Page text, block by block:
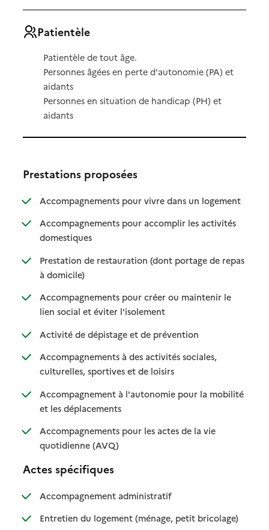
Patientèle
Patientèle de tout âge.
Personnes âgées en perte d'autonomie (PA) et
aidants
Personnes en situation de handicap (PH) et
aidants
Prestations proposées
Accompagnements pour vivre dans un logement
:
: non
Accompagnements pour accomplir les activités
domestiques: disponible
: non disponible
Prestation de restauration (dont portage de repas
à domicile): disponible
: non disponible
Accompagnements pour créer ou maintenir le
lien social et éviter l'isolement: disponible
: non disponible
Activité de dépistage et de prévention: disponible
: non disponible
Accompagnements à des activités sociales,
culturelles, sportives et de loisirs: disponible
: non disponible
Accompagnement à l'autonomie pour la mobilité
et les déplacements: disponible
: non disponible
Accompagnements pour les actes de la vie
quotidienne (AVQ): disponible
: non disponible
Actes spécifiques
Accompagnement administratif: disponible
: non disponible
Entretien du logement (ménage, petit bricolage): disponible
: non